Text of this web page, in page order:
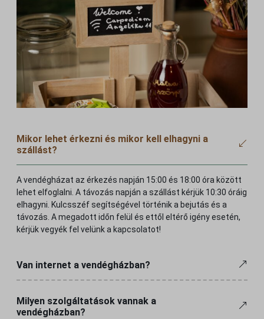
Mikor lehet érkezni és mikor kell elhagyni a
szállást?
A vendégházat az érkezés napján 15:00 és 18:00 óra között
lehet elfoglalni. A távozás napján a szállást kérjük 10:30 óráig
elhagyni. Kulcsszéf segítségével történik a bejutás és a
távozás. A megadott időn felül és ettől eltérő igény esetén,
kérjük vegyék fel velünk a kapcsolatot!
Van internet a vendégházban?
Milyen szolgáltatások vannak a
vendégházban?